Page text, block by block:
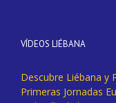
VÍDEOS LIÉBANA
Descubre Liébana y
Primeras Jornadas